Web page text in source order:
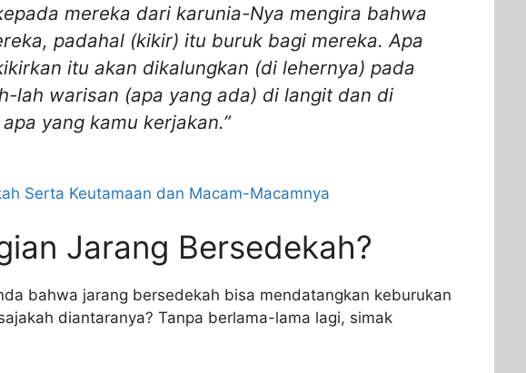
mereka dari karunia-Nya mengira bahwa
padahal (kikir) itu buruk bagi mereka. Apa
itu akan dikalungkan (di lehernya) pada
lah warisan (apa yang ada) di langit dan di
yang kamu kerjakan.”
Serta Keutamaan dan Macam-Macamnya
Jarang Bersedekah?
bahwa jarang bersedekah bisa mendatangkan keburukan
diantaranya? Tanpa berlama-lama lagi, simak